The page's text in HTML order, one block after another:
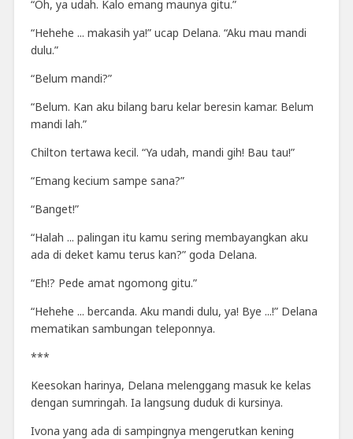
“Oh, ya udah. Kalo emang maunya gitu.”
“Hehehe ... makasih ya!” ucap Delana. “Aku mau mandi
dulu.”
“Belum mandi?”
“Belum. Kan aku bilang baru kelar beresin kamar. Belum
mandi lah.”
Chilton tertawa kecil. “Ya udah, mandi gih! Bau tau!”
“Emang kecium sampe sana?”
“Banget!”
“Halah ... palingan itu kamu sering membayangkan aku
ada di deket kamu terus kan?” goda Delana.
“Eh!? Pede amat ngomong gitu.”
“Hehehe ... bercanda. Aku mandi dulu, ya! Bye ...!” Delana
mematikan sambungan teleponnya.
***
Keesokan harinya, Delana melenggang masuk ke kelas
dengan sumringah. Ia langsung duduk di kursinya.
Ivona yang ada di sampingnya mengerutkan kening